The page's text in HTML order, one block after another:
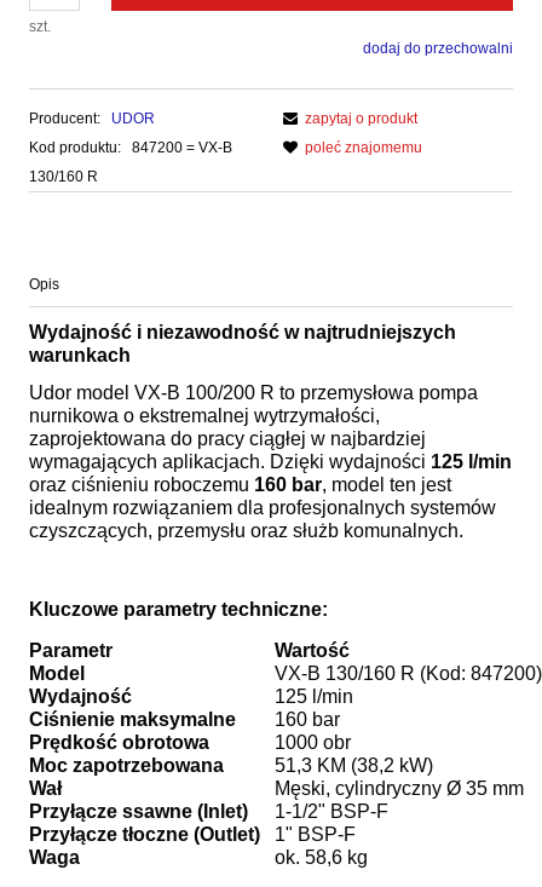
szt.
dodaj do przechowalni
Producent:
UDOR
Kod produktu:
847200 = VX-B
130/160 R
zapytaj o produkt
poleć znajomemu
Opis
Wydajność i niezawodność w najtrudniejszych
warunkach
Udor model VX-B 100/200 R to przemysłowa pompa
nurnikowa o ekstremalnej wytrzymałości,
zaprojektowana do pracy ciągłej w najbardziej
wymagających aplikacjach. Dzięki wydajności 125 l/min
oraz ciśnieniu roboczemu 160 bar, model ten jest
idealnym rozwiązaniem dla profesjonalnych systemów
czyszczących, przemysłu oraz służb komunalnych.
Kluczowe parametry techniczne:
Parametr
Wartość
Model
VX-B 130/160 R (Kod: 847200)
Wydajność
125 l/min
Ciśnienie maksymalne
160 bar
Prędkość obrotowa
1000 obr
Moc zapotrzebowana
51,3 KM (38,2 kW)
Wał
Męski, cylindryczny Ø 35 mm
Przyłącze ssawne (Inlet)
1-1/2" BSP-F
Przyłącze tłoczne (Outlet)
1" BSP-F
Waga
ok. 58,6 kg